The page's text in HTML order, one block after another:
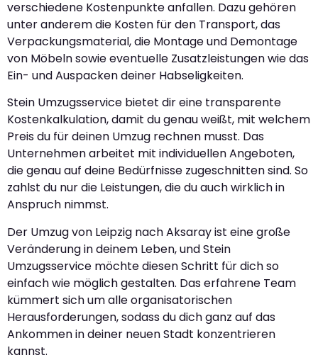
verschiedene Kostenpunkte anfallen. Dazu gehören
unter anderem die Kosten für den Transport, das
Verpackungsmaterial, die Montage und Demontage
von Möbeln sowie eventuelle Zusatzleistungen wie das
Ein- und Auspacken deiner Habseligkeiten.
Stein Umzugsservice bietet dir eine transparente
Kostenkalkulation, damit du genau weißt, mit welchem
Preis du für deinen Umzug rechnen musst. Das
Unternehmen arbeitet mit individuellen Angeboten,
die genau auf deine Bedürfnisse zugeschnitten sind. So
zahlst du nur die Leistungen, die du auch wirklich in
Anspruch nimmst.
Der Umzug von Leipzig nach Aksaray ist eine große
Veränderung in deinem Leben, und Stein
Umzugsservice möchte diesen Schritt für dich so
einfach wie möglich gestalten. Das erfahrene Team
kümmert sich um alle organisatorischen
Herausforderungen, sodass du dich ganz auf das
Ankommen in deiner neuen Stadt konzentrieren
kannst.